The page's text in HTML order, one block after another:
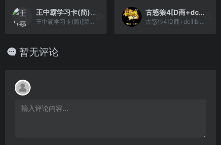
王中霸学习卡(简)[荣丰](CN)[ETC](4Mb)
王中霸学习卡(简)[荣丰](CN)[ETC](4Mb)
古惑狼4[D商+dcillbleed](256Mb)
古惑狼4[D商+dcillbleed](256Mb)
暂无评论